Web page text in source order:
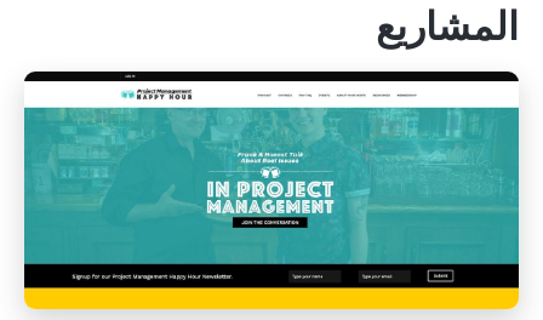
المشاريع